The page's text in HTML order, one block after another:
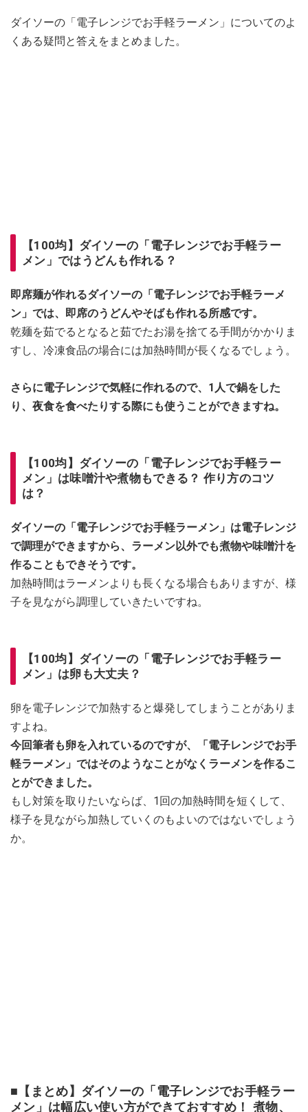
ダイソーの「電子レンジでお手軽ラーメン」についてのよ
くある疑問と答えをまとめました。
【100均】ダイソーの「電子レンジでお手軽ラー
メン」ではうどんも作れる？
即席麺が作れるダイソーの「電子レンジでお手軽ラーメ
ン」では、即席のうどんやそばも作れる所感です。
乾麺を茹でるとなると茹でたお湯を捨てる手間がかかりま
すし、冷凍食品の場合には加熱時間が長くなるでしょう。
さらに電子レンジで気軽に作れるので、1人で鍋をした
り、夜食を食べたりする際にも使うことができますね。
【100均】ダイソーの「電子レンジでお手軽ラー
メン」は味噌汁や煮物もできる？ 作り方のコツ
は？
ダイソーの「電子レンジでお手軽ラーメン」は電子レンジ
で調理ができますから、ラーメン以外でも煮物や味噌汁を
作ることもできそうです。
加熱時間はラーメンよりも長くなる場合もありますが、様
子を見ながら調理していきたいですね。
【100均】ダイソーの「電子レンジでお手軽ラー
メン」は卵も大丈夫？
卵を電子レンジで加熱すると爆発してしまうことがありま
すよね。
今回筆者も卵を入れているのですが、「電子レンジでお手
軽ラーメン」ではそのようなことがなくラーメンを作るこ
とができました。
もし対策を取りたいならば、1回の加熱時間を短くして、
様子を見ながら加熱していくのもよいのではないでしょう
か。
■【まとめ】ダイソーの「電子レンジでお手軽ラー
メン」は幅広い使い方ができておすすめ！ 煮物、